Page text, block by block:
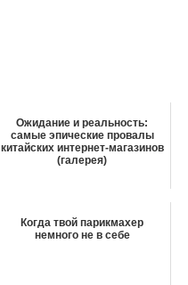
Ожидание и реальность:
самые эпические провалы
китайских интернет-магазинов
(галерея)
Когда твой парикмахер
немного не в себе